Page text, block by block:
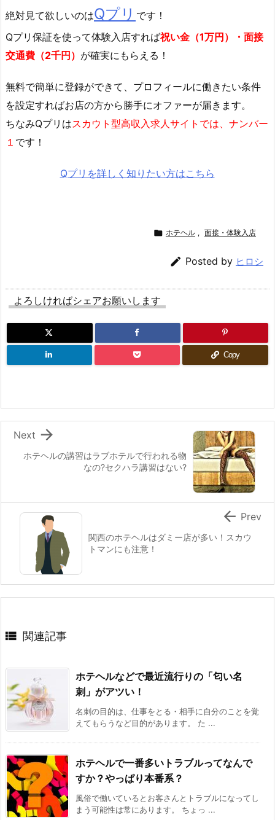
絶対見て欲しいのはQプリ です！
Qプリ保証を使って体験入店すれば祝い金（1万円）・面接
交通費（2千円） が確実にもらえる！
無料で簡単に登録ができて、プロフィールに働きたい条件
を設定すればお店の方から勝手にオファーが届きます。
ちなみQプリはスカウト型高収入求人サイトでは、ナンバー
１ です！
Qプリを詳しく知りたい方はこちら
 ホテヘル , 面接・体験入店
 Posted by ヒロシ
よろしければシェアお願いします
Copy
ホテヘルの講習はラブホテルで行われる物
なの?セクハラ講習はない?

Next
関西のホテヘルはダミー店が多い！スカウ
トマンにも注意！
 Prev
 関連記事
ホテヘルなどで最近流行りの「匂い名
刺」がアツい！
名刺の目的は、仕事をとる・相手に自分のことを覚
えてもらうなど目的があります。 た ...
ホテヘルで一番多いトラブルってなんで
すか？やっぱり本番系？
風俗で働いているとお客さんとトラブルになってし
まう可能性は常にあります。 ちょっ ...